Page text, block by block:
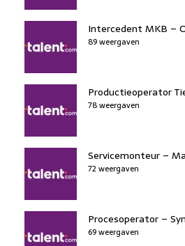
Intercedent MKB –
89 weergaven
Productieoperator
78 weergaven
Servicemonteur –
72 weergaven
Procesoperator –
69 weergaven